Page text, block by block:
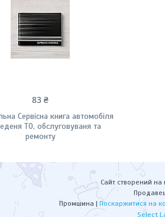
83 ₴
Сервісна книга автомобіля
ТО, обслуговуваня та
ремонту
Сайт створений на
Промшина | Поскаржитися на
Select